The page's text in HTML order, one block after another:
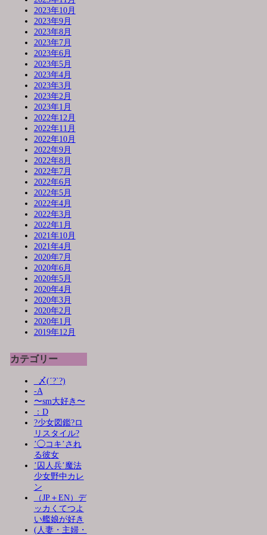
2023年10月
2023年9月
2023年8月
2023年7月
2023年6月
2023年5月
2023年4月
2023年3月
2023年2月
2023年1月
2022年12月
2022年11月
2022年10月
2022年9月
2022年8月
2022年7月
2022年6月
2022年5月
2022年4月
2022年3月
2022年1月
2021年10月
2021年4月
2020年7月
2020年6月
2020年5月
2020年4月
2020年3月
2020年2月
2020年1月
2019年12月
カテゴリー
_〆(´?`?)
-A
〜sm大好き〜
：D
?少女図鑑?ロ
リスタイル?
’◯コキ’され
る彼女
’囚人兵’魔法
少女野中カレ
ン
（JP＋EN）デ
ッカくてつよ
い艦娘が好き
(人妻・主婦・